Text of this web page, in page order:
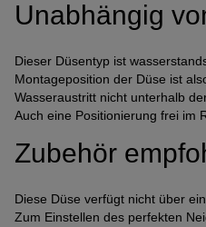
Unabhängig
Dieser Düsentyp ist
Montageposition der Düse ist
Wasseraustritt nicht unterhalb
Auch eine Positionierung frei im
Zubehör
Diese Düse verfügt nicht über
Zum Einstellen des perfekten
Name
Adobe Fonts
Zweck
k.A.
Cookie Name
k.A.
Infos